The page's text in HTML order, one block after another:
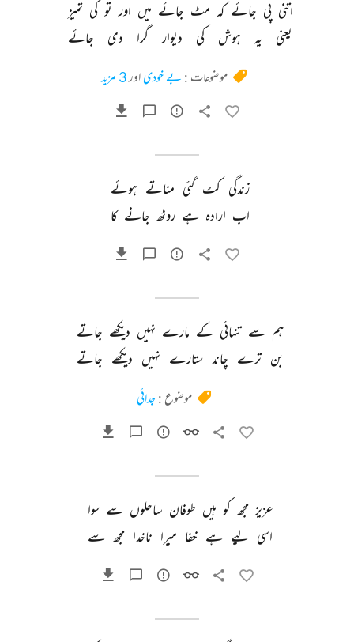
اتنی پی جائے کہ مٹ جائے میں اور تو کی تمیز
یعنی
یہ ہوش کی دیوار گرا دی جائے
موضوعات : بے خودیاور3 مزید
زندگی کٹ گئی مناتے ہوئے
اب ارادہ ہے روٹھ جانے کا
ہم سے تنہائی کے مارے نہیں دیکھے جاتے
بن ترے چاند ستارے نہیں دیکھے جاتے
موضوع : جدائی
عزیز مجھ کو ہیں طوفان ساحلوں سے سوا
اسی لیے ہے خفا میرا ناخدا مجھ سے